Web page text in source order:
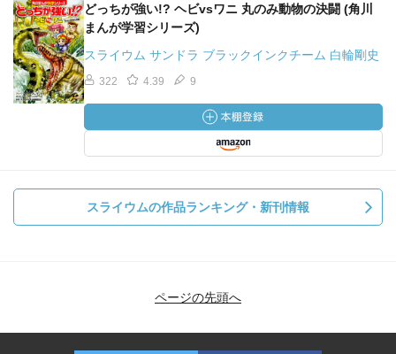
どっちが強い!? ヘビvsワニ 丸のみ動物の決闘 (角川
まんが学習シリーズ)
スライウム サンドラ ブラックインクチーム 白輪剛史
322 4.39 9
スライウムの作品ランキング・新刊情報
ページの先頭へ